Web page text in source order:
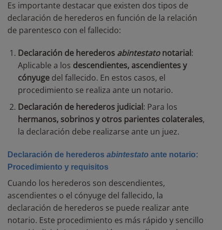
Es importante destacar que existen dos tipos de
declaración de herederos en función de la relación
de parentesco con el fallecido:
Declaración de herederos abintestatonotarial:
Aplicable a los descendientes, ascendientes y
cónyugedel fallecido. En estos casos, el
procedimiento se realiza ante un notario.
Declaración de herederos judicial: Para los
hermanos, sobrinos y otros parientes colaterales,
la declaración debe realizarse ante un juez.
Declaración de herederos abintestato ante notario:
Procedimiento y requisitos
Cuando los herederos son descendientes,
ascendientes o el cónyuge del fallecido, la
declaración de herederos se puede realizar ante
notario. Este procedimiento es más rápido y sencillo